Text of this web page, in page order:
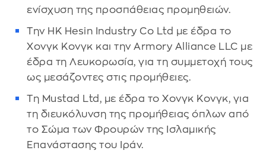
ενίσχυση της προσπάθειας προμηθειών.
Την HK Hesin Industry Co Ltd με έδρα το
Χονγκ Κονγκ και την Armory Alliance LLC με
έδρα τη Λευκορωσία, για τη συμμετοχή τους
ως μεσάζοντες στις προμήθειες.
Τη Mustad Ltd, με έδρα το Χονγκ Κονγκ, για
τη διευκόλυνση της προμήθειας όπλων από
το Σώμα των Φρουρών της Ισλαμικής
Επανάστασης του Ιράν.